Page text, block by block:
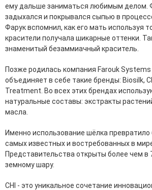
ему дальше заниматься любимым делом.
задыхался и покрывался сыпью в
Фарук вспомнил, как его мать используя
красители получала шикарные оттенки.
знаменитый безаммиачный краситель.
Позже родилась компания Farouk Systems
объединяет в себе такие бренды: Biosilk,
Treatment. Во всех этих брендах
натуральные составы: экстракты
масла.
Именно использование шёлка превратило
самых известных и востребованных в
Представительства открыты более чем в
земному шару.
CHI - это уникальное сочетание